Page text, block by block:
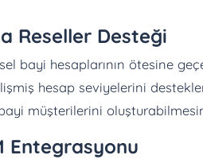
Reseller Desteği
bayi hesaplarının ötesine
hesap seviyelerini
müşterilerini
Entegrasyonu